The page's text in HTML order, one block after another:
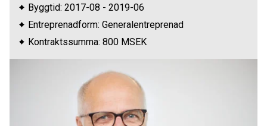
Byggtid: 2017-08 - 2019-06
Entreprenadform: Generalentreprenad
Kontraktssumma: 800 MSEK